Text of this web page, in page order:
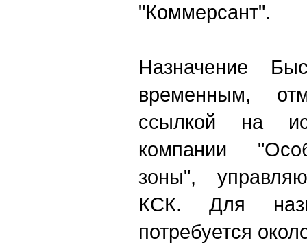
"Коммерсант".
Назначение
временным,
ссылкой на
компании
зоны",
КСК. Для
потребуется